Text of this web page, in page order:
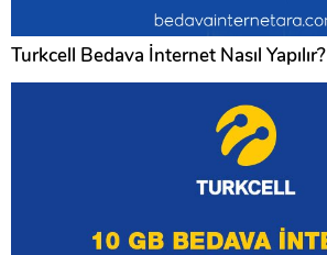
Turkcell Bedava İnternet Nasıl Yapılır?